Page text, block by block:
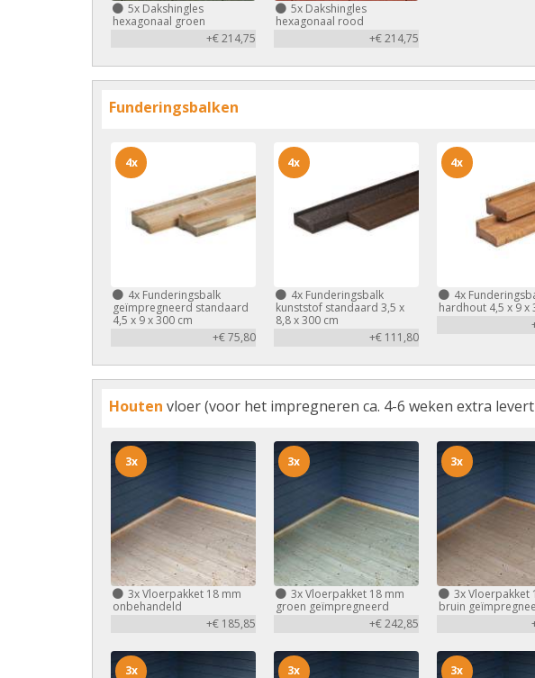
5x Dakshingles
hexagonaal groen
+€ 214,75
5xDakshingles
hexagonaal rood
+€ 214,75
Funderingsbalken
4x Funderingsbalk
geïmpregneerd standaard
4,5 x 9 x 300 cm
+€ 75,80
4x
4xFunderingsbalk
kunststof standaard 3,5 x
8,8 x 300 cm
+€ 111,80
4x
4x
hardhout 4,5 x 9 x
4x
Houten vloer (voor het impregneren ca. 4-6 weken extra
3xVloerpakket 18 mm
onbehandeld
+€ 185,85
3x
3xVloerpakket 18 mm
groen geïmpregneerd
+€ 242,85
3x
3xVloerpakket
bruin
3x
3x 3x 3x